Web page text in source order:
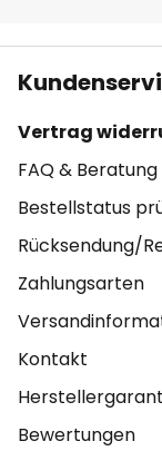
Vertrag
FAQ & Beratung
Bestellstatus
Rücksendung/
Zahlungsarten
Kontakt
Bewertungen